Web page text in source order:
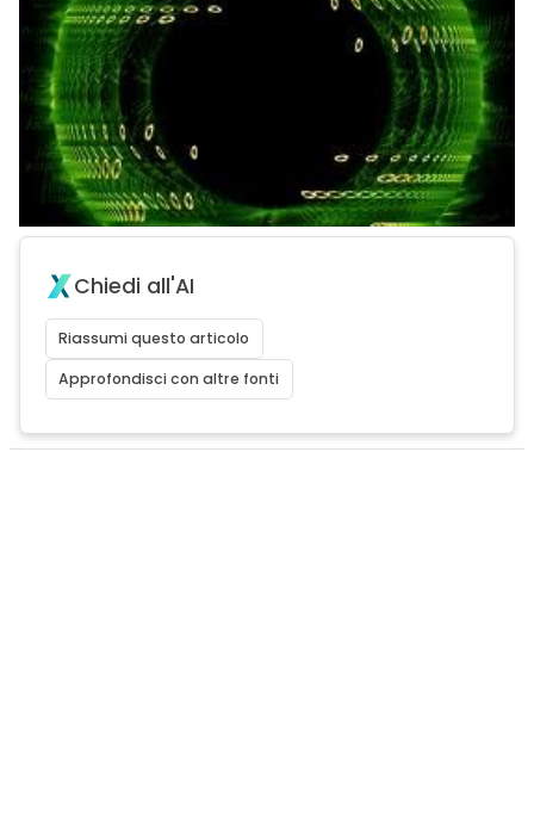
Chiedi all'AI
Riassumi questo articolo
Approfondisci con altre fonti